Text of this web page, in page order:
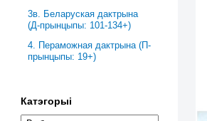
3в. Беларуская дактрына
(Д-прынцыпы: 101-134+)
4. Пераможная дактрына (П-
прынцыпы: 19+)
Катэгорыі